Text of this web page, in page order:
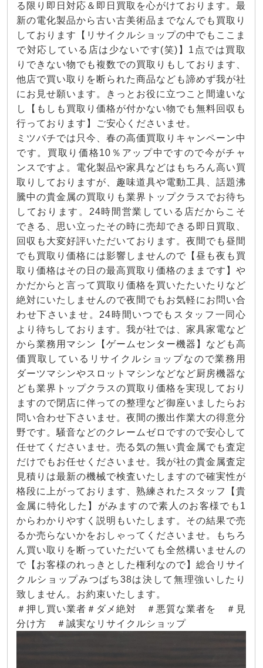
る限り即日対応＆即日買取を心がけております。最
新の電化製品から古い古美術品までなんでも買取り
しております【リサイクルショップの中でもここま
で対応している店は少ないです(笑)】1点では買取
りできない物でも複数での買取りもしております、
他店で買い取りを断られた商品なども諦めず我が社
にお見せ願います。きっとお役に立つこと間違いな
し【もしも買取り価格が付かない物でも無料回収も
行っております】ご安心くださいませ。
ミツバチでは只今、春の高価買取りキャンペーン中
です。買取り価格10％アップ中ですので今がチャ
ンスですよ。電化製品や家具などはもちろん高い買
取りしておりますが、趣味道具や電動工具、話題沸
騰中の貴金属の買取りも業界トップクラスでお待ち
しております。24時間営業している店だからこそ
できる、思い立ったその時に売却できる即日買取、
回収も大変好評いただいております。夜間でも昼間
でも買取り価格には影響しませんので【昼も夜も買
取り価格はその日の最高買取り価格のままです】や
かだからと言って買取り価格を買いたたいたりなど
絶対にいたしませんので夜間でもお気軽にお問い合
わせ下さいませ。24時間いつでもスタッフ一同心
より待ちしております。我が社では、家具家電など
から業務用マシン【ゲームセンター機器】なども高
価買取しているリサイクルショップなので業務用
ダーツマシンやスロットマシンなどなど厨房機器な
ども業界トップクラスの買取り価格を実現しており
ますので閉店に伴っての整理など御座いましたらお
問い合わせ下さいませ。夜間の搬出作業大の得意分
野です。騒音などのクレームゼロですので安心して
任せてくださいませ。売る気の無い貴金属でも査定
だけでもお任せくださいませ。我が社の貴金属査定
見積りは最新の機械で検査いたしますので確実性が
格段に上がっております、熟練されたスタッフ【貴
金属に特化した】がみますので素人のお客様でも1
からわかりやすく説明もいたします。その結果で売
るか売らないかをおしゃってくださいませ。もちろ
ん買い取りを断っていただいても全然構いませんの
で【お客様のれっきとした権利なので】総合リサイ
クルショップみつばち38は決して無理強いしたり
致しません。お約束いたします。
＃押し買い業者＃ダメ絶対 ＃悪質な業者を ＃見
分け方 ＃誠実なリサイクルショップ